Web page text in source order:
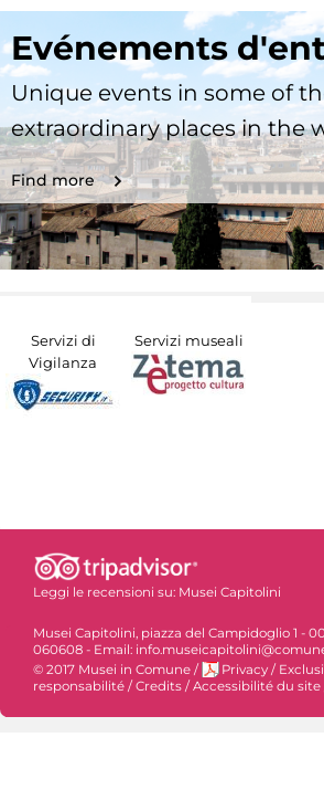
Evénements
Unique events in some of
extraordinary places in the
Find more
Servizi di
Vigilanza
Servizi museali
Leggi le recensioni su: Musei Capitolini
Musei Capitolini, piazza del Campidoglio 1 -
060608 - Email:
© 2017 Musei in Comune / Privacy /
responsabilité / Credits / Accessibilité du site